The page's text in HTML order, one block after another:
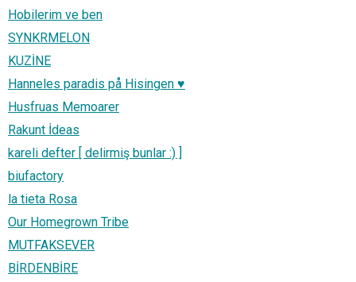
Hobilerim ve ben
SYNKRMELON
KUZİNE
Hanneles paradis på Hisingen ♥
Husfruas Memoarer
Rakunt İdeas
kareli defter [ delirmiş bunlar :) ]
biufactory
la tieta Rosa
Our Homegrown Tribe
MUTFAKSEVER
BİRDENBİRE